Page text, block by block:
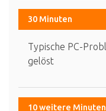
30 Minuten
Typische PC-
gelöst
10 weitere Minuten